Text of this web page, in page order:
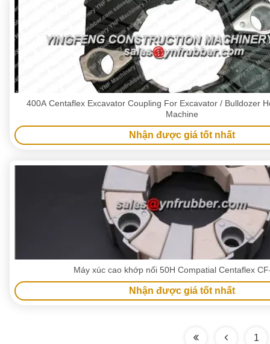
400A Centaflex Excavator Coupling For Excavator / Bulldozer
Machine
Nhận được giá tốt nhất
Máy xúc cao khớp nối 50H Compatial Centaflex
Nhận được giá tốt nhất
1